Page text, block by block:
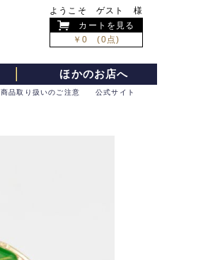
ようこそ ゲスト 様
カートを見る
￥0 (0点)
ほかのお店へ
公式サイト
商品取り扱いのご注意